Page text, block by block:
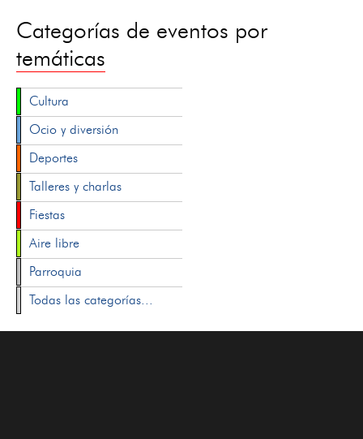
Categorías de eventos por
temáticas
Cultura
Ocio y diversión
Deportes
Talleres y charlas
Fiestas
Aire libre
Parroquia
Todas las categorías...